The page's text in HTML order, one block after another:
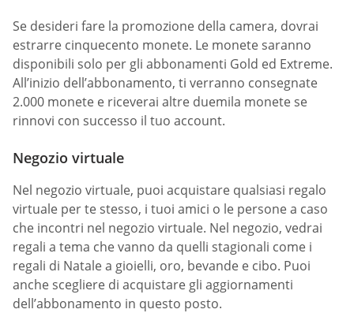
Se desideri fare la promozione della camera, dovrai
estrarre cinquecento monete. Le monete saranno
disponibili solo per gli abbonamenti Gold ed Extreme.
All’inizio dell’abbonamento, ti verranno consegnate
2.000 monete e riceverai altre duemila monete se
rinnovi con successo il tuo account.
Negozio virtuale
Nel negozio virtuale, puoi acquistare qualsiasi regalo
virtuale per te stesso, i tuoi amici o le persone a caso
che incontri nel negozio virtuale. Nel negozio, vedrai
regali a tema che vanno da quelli stagionali come i
regali di Natale a gioielli, oro, bevande e cibo. Puoi
anche scegliere di acquistare gli aggiornamenti
dell’abbonamento in questo posto.